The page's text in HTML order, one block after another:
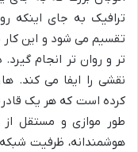
ترافیک به جای اینکه
تقسیم می شود و این
تر و روان تر انجام
نقشی را ایفا می کند.
کرده است که هر یک
طور موازی و مستقل
هوشمندانه، ظرفیت